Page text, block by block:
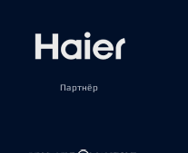
Партнёр